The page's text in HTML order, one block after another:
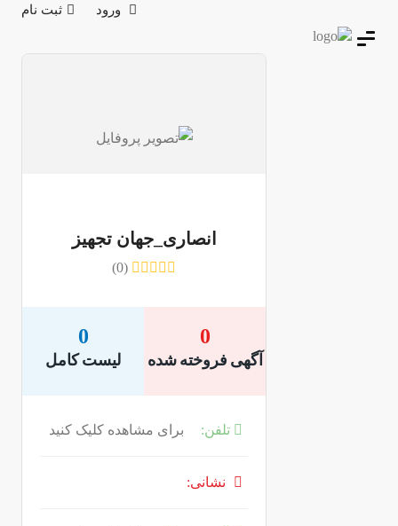
ورود ثبت نام
انصاری_جهان تجهیز
(0)
0
آگهی فروخته شده
0
لیست کامل
تلفن: برای مشاهده کلیک کنید
نشانی: